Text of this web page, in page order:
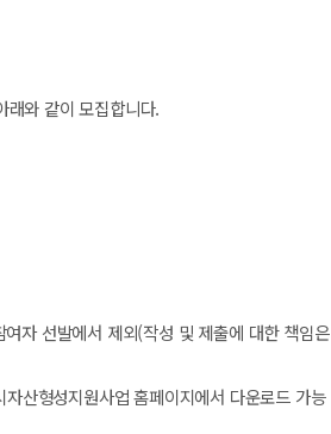
래와 같이 모집합니다.
자 선발에서 제외(작성 및 제출에 대한 책임은
자산형성지원사업 홈페이지에서 다운로드 가능